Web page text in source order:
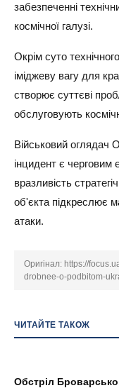
забезпеченні
космічної галузі.
Окрім суто
іміджеву вагу для
створює суттєві
обслуговують
Військовий оглядач
інцидент є черговим
вразливість
об'єкта підкреслює
атаки.
Оригінал: https://
drobnee-o-podbitom-
ЧИТАЙТЕ ТАКОЖ
Обстріл